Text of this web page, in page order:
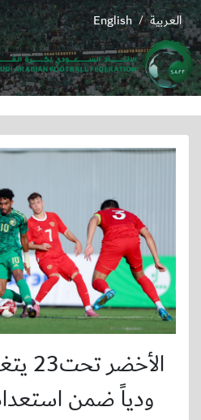
English / العربية
ودياً ضمن